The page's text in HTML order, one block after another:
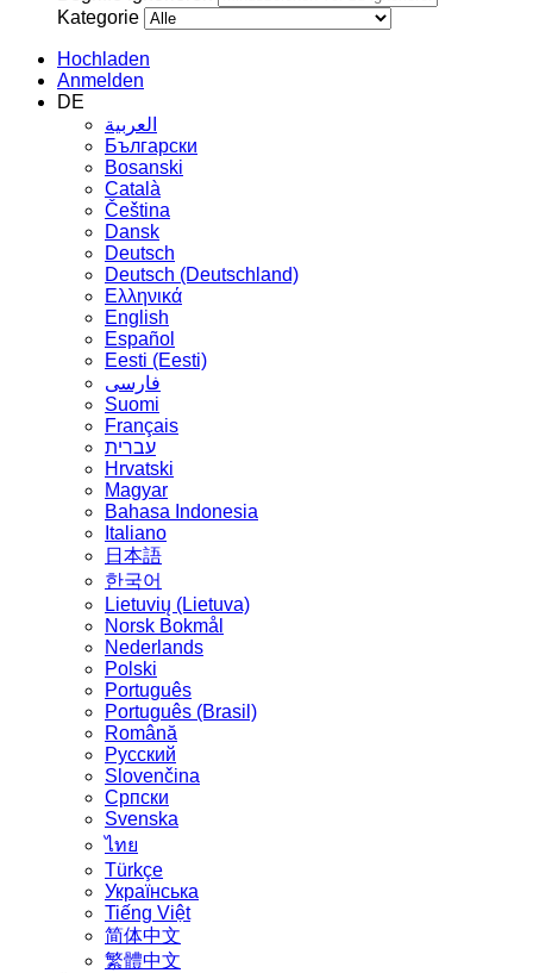
Kategorie
Hochladen
Anmelden
DE
العربية
Български
Bosanski
Сatalà
Čeština
Dansk
Deutsch
Deutsch (Deutschland)
Ελληνικά
English
Español
Eesti (Eesti)
فارسی
Suomi
Français
עברית
Hrvatski
Magyar
Bahasa Indonesia
Italiano
日本語
한국어
Lietuvių (Lietuva)
‪Norsk Bokmål‬
Nederlands
Polski
Português
Português (Brasil)
Română
Русский
Slovenčina
Српски
Svenska
ไทย
Türkçe
Українська
Tiếng Việt
简体中文
繁體中文